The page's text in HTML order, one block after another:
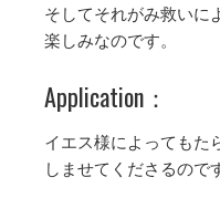
そしてそれがみ救いに
楽しみなのです。
Application：
イエス様によってもた
しませてくださるので